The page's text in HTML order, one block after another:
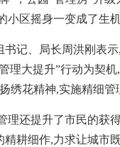
小区摇身一变成了生
、局长周洪刚表示
理大提升”行动为契
绣花精神,实施精细管
还提升了市民的获
耕细作,力求让城市